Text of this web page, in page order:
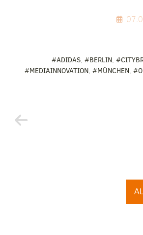
#ADIDAS,#BERLIN,
#MEDIAINNOVATION, #MÜNCHEN,